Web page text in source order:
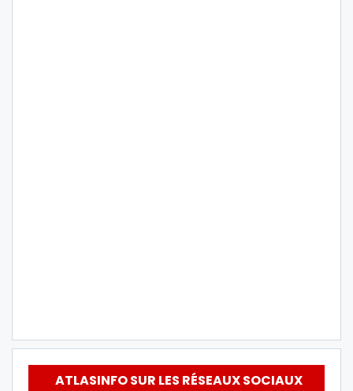
ATLASINFO SUR LES RÉSEAUX SOCIAUX